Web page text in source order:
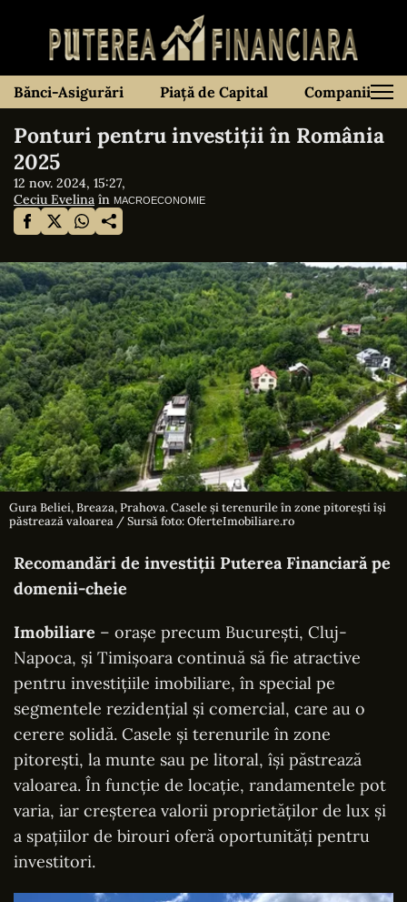
Bănci-Asigurări Piață de Capital Companii
Ponturi pentru investiții în România
2025
12 nov. 2024, 15:27,
Ceciu Evelina în MACROECONOMIE
Gura Beliei, Breaza, Prahova. Casele și terenurile în zone pitorești își
păstrează valoarea / Sursă foto: OferteImobiliare.ro
Recomandări de investiții Puterea Financiară pe
domenii-cheie
Imobiliare – orașe precum București, Cluj-
Napoca, și Timișoara continuă să fie atractive
pentru investițiile imobiliare, în special pe
segmentele rezidențial și comercial, care au o
cerere solidă. Casele și terenurile în zone
pitorești, la munte sau pe litoral, își păstrează
valoarea. În funcție de locație, randamentele pot
varia, iar creșterea valorii proprietăților de lux și
a spațiilor de birouri oferă oportunități pentru
investitori.